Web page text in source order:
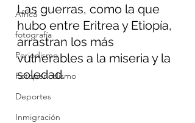
África
fotografía
Periodismo
Fotoperiodismo
Deportes
Inmigración
Las guerras, como la que
hubo entre Eritrea y Etiopía,
arrastran los más
vulnerables a la miseria y la
soledad.